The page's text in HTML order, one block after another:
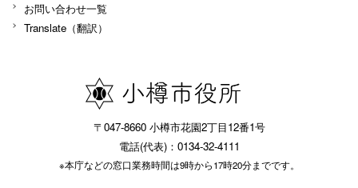
お問い合わせ一覧
Translate（翻訳）
〒047-8660 小樽市花園2丁目12番1号
電話(代表)：0134-32-4111
※本庁などの窓口業務時間は9時から17時20分までです。